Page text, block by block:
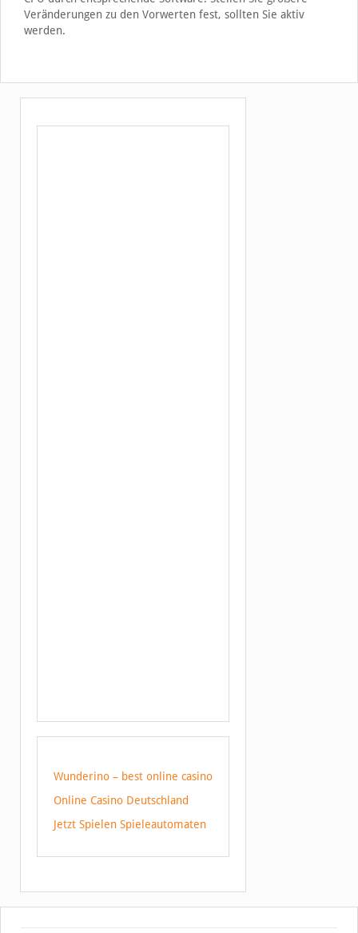
Veränderungen zu den Vorwerten fest, sollten Sie aktiv
werden.
Wunderino – best online casino
Online Casino Deutschland
Jetzt Spielen Spieleautomaten